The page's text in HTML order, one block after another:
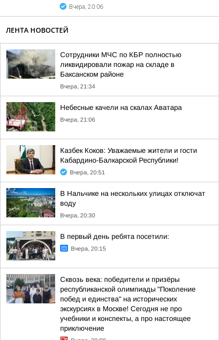
Вчера, 20:06
ЛЕНТА НОВОСТЕЙ
Сотрудники МЧС по КБР полностью
ликвидировали пожар на складе в
Баксанском районе
Вчера, 21:34
Небесные качели на скалах Аватара
Вчера, 21:06
Казбек Коков: Уважаемые жители и гости
Кабардино-Балкарской Республики!
Вчера, 20:51
В Нальчике на нескольких улицах отключат
воду
Вчера, 20:30
В первый день ребята посетили:
Вчера, 20:15
Сквозь века: победители и призёры
республиканской олимпиады "Поколение
побед и единства" на исторических
экскурсиях в Москве! Сегодня не про
учебники и конспекты, а про настоящее
приключение